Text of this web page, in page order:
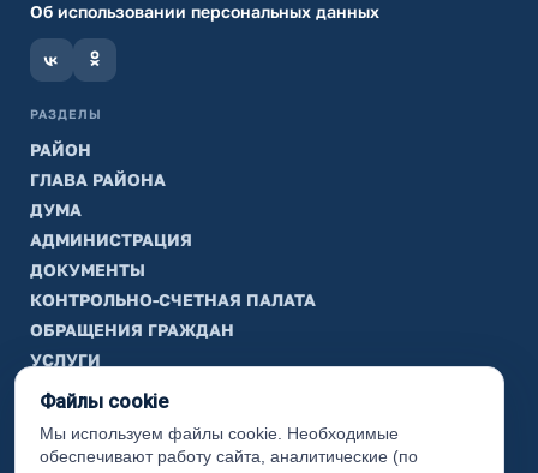
Об использовании персональных данных
РАЗДЕЛЫ
РАЙОН
ГЛАВА РАЙОНА
ДУМА
АДМИНИСТРАЦИЯ
ДОКУМЕНТЫ
КОНТРОЛЬНО-СЧЕТНАЯ ПАЛАТА
ОБРАЩЕНИЯ ГРАЖДАН
УСЛУГИ
ТИК
ИНФОРМАЦИЯ
Файлы cookie
Мы используем файлы cookie. Необходимые
обеспечивают работу сайта, аналитические (по